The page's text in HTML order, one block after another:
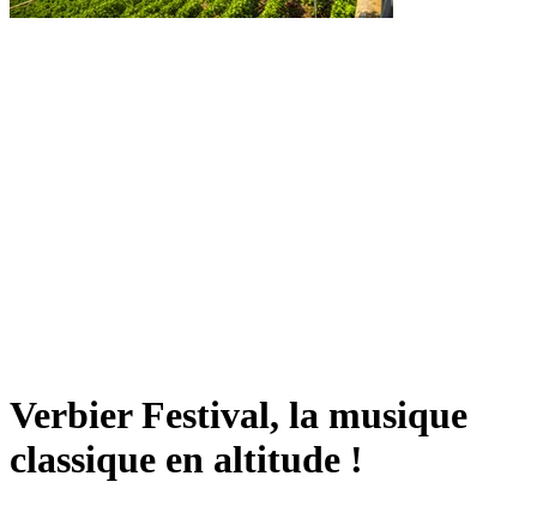
Verbier Festival, la musique
classique en altitude !